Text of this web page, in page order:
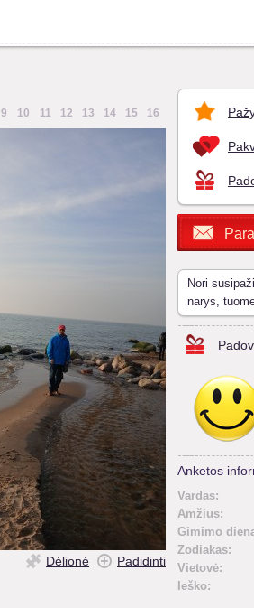
9 10 11 12 13 14 15 16
Dėlionė Padidinti
Nori
narys,
Anketos
Vardas:
Amžius:
Gimimo
Zodiakas:
Vietovė:
Ieško: